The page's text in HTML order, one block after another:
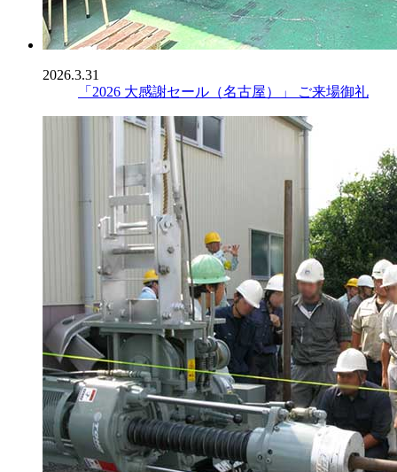
2026.3.31
「2026 大感謝セール（名古屋）」 ご来場御礼